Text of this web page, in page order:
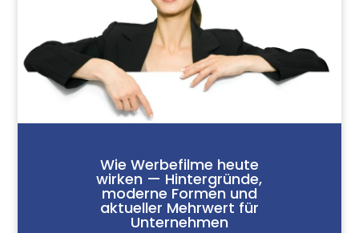
Wie Werbefilme heute
wirken — Hintergründe,
moderne Formen und
aktueller Mehrwert für
Unternehmen